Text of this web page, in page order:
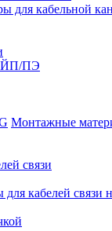
для кабельной
ПЭ
Монтажные
связи
кабелей связи